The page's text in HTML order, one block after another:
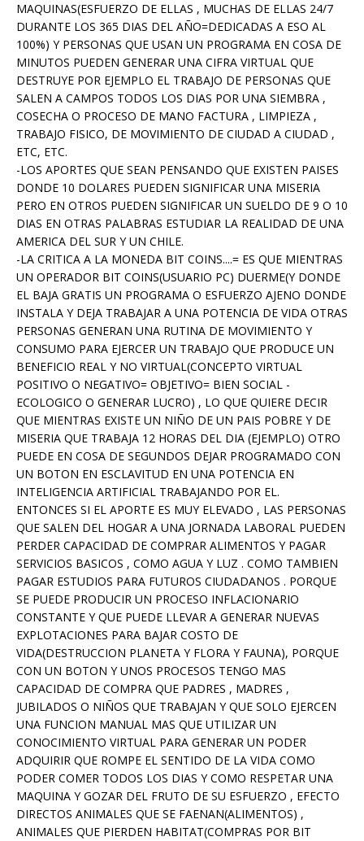
MAQUINAS(ESFUERZO DE ELLAS , MUCHAS DE ELLAS 24/7
DURANTE LOS 365 DIAS DEL AÑO=DEDICADAS A ESO AL
100%) Y PERSONAS QUE USAN UN PROGRAMA EN COSA DE
MINUTOS PUEDEN GENERAR UNA CIFRA VIRTUAL QUE
DESTRUYE POR EJEMPLO EL TRABAJO DE PERSONAS QUE
SALEN A CAMPOS TODOS LOS DIAS POR UNA SIEMBRA ,
COSECHA O PROCESO DE MANO FACTURA , LIMPIEZA ,
TRABAJO FISICO, DE MOVIMIENTO DE CIUDAD A CIUDAD ,
ETC, ETC.
-LOS APORTES QUE SEAN PENSANDO QUE EXISTEN PAISES
DONDE 10 DOLARES PUEDEN SIGNIFICAR UNA MISERIA
PERO EN OTROS PUEDEN SIGNIFICAR UN SUELDO DE 9 O 10
DIAS EN OTRAS PALABRAS ESTUDIAR LA REALIDAD DE UNA
AMERICA DEL SUR Y UN CHILE.
-LA CRITICA A LA MONEDA BIT COINS....= ES QUE MIENTRAS
UN OPERADOR BIT COINS(USUARIO PC) DUERME(Y DONDE
EL BAJA GRATIS UN PROGRAMA O ESFUERZO AJENO DONDE
INSTALA Y DEJA TRABAJAR A UNA POTENCIA DE VIDA OTRAS
PERSONAS GENERAN UNA RUTINA DE MOVIMIENTO Y
CONSUMO PARA EJERCER UN TRABAJO QUE PRODUCE UN
BENEFICIO REAL Y NO VIRTUAL(CONCEPTO VIRTUAL
POSITIVO O NEGATIVO= OBJETIVO= BIEN SOCIAL -
ECOLOGICO O GENERAR LUCRO) , LO QUE QUIERE DECIR
QUE MIENTRAS EXISTE UN NIÑO DE UN PAIS POBRE Y DE
MISERIA QUE TRABAJA 12 HORAS DEL DIA (EJEMPLO) OTRO
PUEDE EN COSA DE SEGUNDOS DEJAR PROGRAMADO CON
UN BOTON EN ESCLAVITUD EN UNA POTENCIA EN
INTELIGENCIA ARTIFICIAL TRABAJANDO POR EL.
ENTONCES SI EL APORTE ES MUY ELEVADO , LAS PERSONAS
QUE SALEN DEL HOGAR A UNA JORNADA LABORAL PUEDEN
PERDER CAPACIDAD DE COMPRAR ALIMENTOS Y PAGAR
SERVICIOS BASICOS , COMO AGUA Y LUZ . COMO TAMBIEN
PAGAR ESTUDIOS PARA FUTUROS CIUDADANOS . PORQUE
SE PUEDE PRODUCIR UN PROCESO INFLACIONARIO
CONSTANTE Y QUE PUEDE LLEVAR A GENERAR NUEVAS
EXPLOTACIONES PARA BAJAR COSTO DE
VIDA(DESTRUCCION PLANETA Y FLORA Y FAUNA), PORQUE
CON UN BOTON Y UNOS PROCESOS TENGO MAS
CAPACIDAD DE COMPRA QUE PADRES , MADRES ,
JUBILADOS O NIÑOS QUE TRABAJAN Y QUE SOLO EJERCEN
UNA FUNCION MANUAL MAS QUE UTILIZAR UN
CONOCIMIENTO VIRTUAL PARA GENERAR UN PODER
ADQUIRIR QUE ROMPE EL SENTIDO DE LA VIDA COMO
PODER COMER TODOS LOS DIAS Y COMO RESPETAR UNA
MAQUINA Y GOZAR DEL FRUTO DE SU ESFUERZO , EFECTO
DIRECTOS ANIMALES QUE SE FAENAN(ALIMENTOS) ,
ANIMALES QUE PIERDEN HABITAT(COMPRAS POR BIT